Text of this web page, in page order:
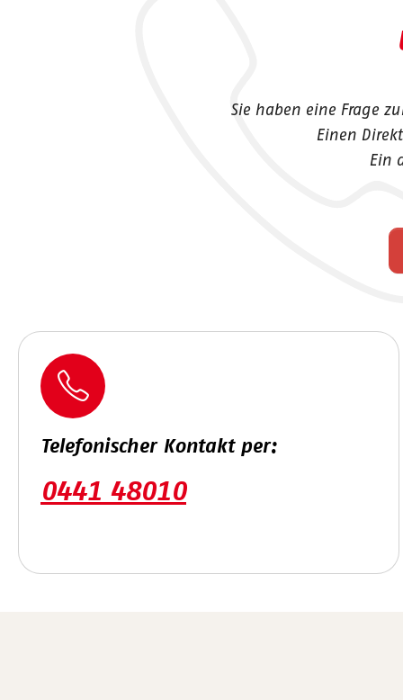
Sie haben eine Frage
Einen
Ein
Telefonischer Kontakt per:
0441 48010